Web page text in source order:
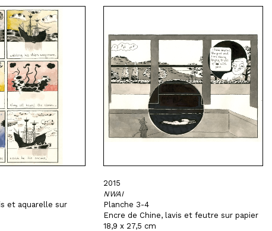
et aquarelle sur
2015
NWAI
Planche 3-4
Encre de Chine, lavis et feutre sur papier
18,9 x 27,5 cm